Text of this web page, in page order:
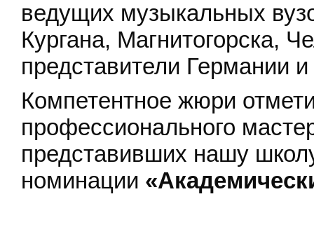
ведущих музыкальных
Кургана, Магнитогорска,
представители Германии
Компетентное жюри
профессионального
представивших нашу
номинации